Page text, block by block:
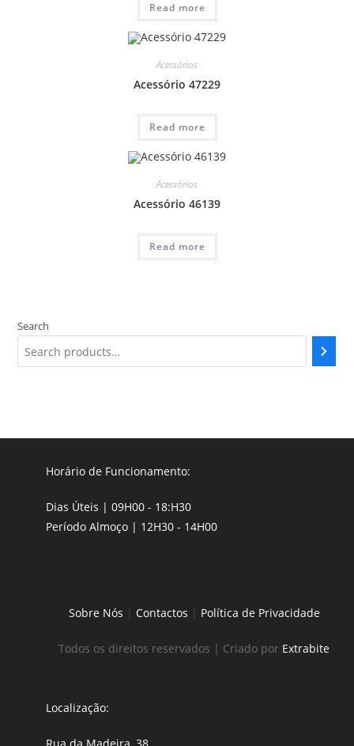
Read more
Acessórios
Acessório 47229
Read more
Acessórios
Acessório 46139
Read more
Search
Horário de Funcionamento:
Dias Úteis | 09H00 - 18:H30
Período Almoço | 12H30 - 14H00
Sobre Nós | Contactos | Política de Privacidade
Todos os direitos reservados | Criado por Extrabite
Localização: